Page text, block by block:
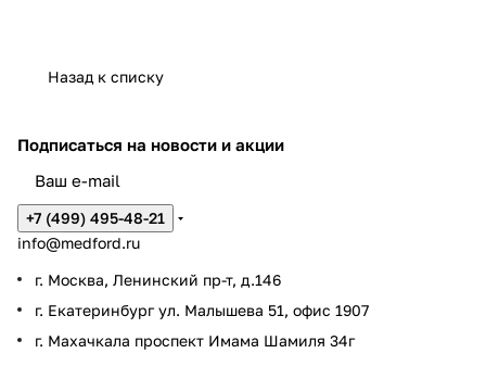
Назад к списку
Подписаться на новости и акции
+7 (499) 495-48-21
info@medford.ru
г. Москва, Ленинский пр-т, д.146
г. Екатеринбург ул. Малышева 51, офис 1907
г. Махачкала проспект Имама Шамиля 34г